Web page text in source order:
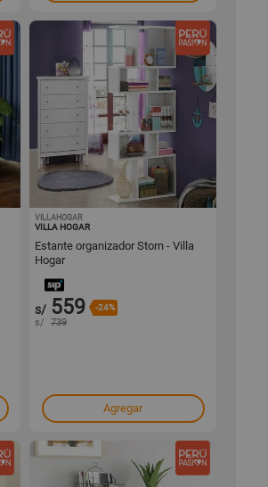
VILLAHOGAR
VILLA HOGAR
Estante organizador Storn - Villa
Hogar
s/ 559 -24%
s/ 739
Agregar